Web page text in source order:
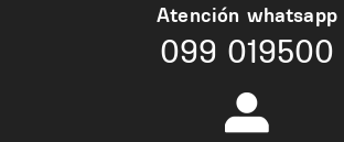
Atención whatsapp
099 019500